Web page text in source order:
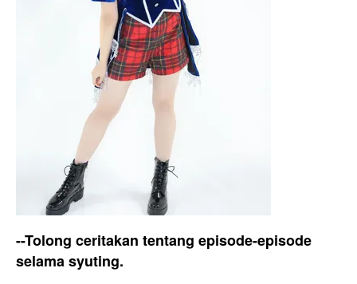
--Tolong ceritakan tentang episode-episode
selama syuting.